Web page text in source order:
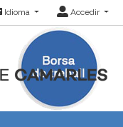
Idioma Accedir